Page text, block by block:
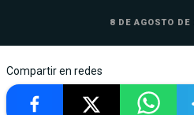
8 DE AGOSTO
Compartir en redes